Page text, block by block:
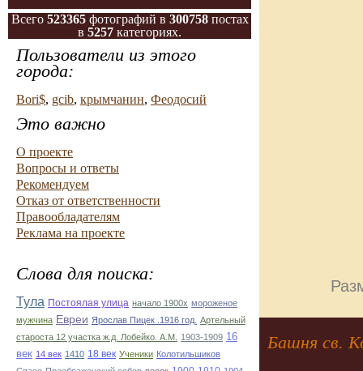
Всего 523365фотографий в 300758постах
в 5257 категориях.
Пользователи из этого
города:
Bori$, gcib, крымчанин, Феодосий
Это важно
О проекте
Вопросы и ответы
Рекомендуем
Отказ от ответственности
Правообладателям
Реклама на проекте
Слова для поиска:
Тула Постоялая улица начало 1900х мороженое
мужчина Евреи Ярослав Пицек .1916 год. Артельный
староста 12 участка ж.д. Лобейко. А.М.
1903-1909 16
век 14 век 1410 18 век Ученики Колотильшиков
Башня св.